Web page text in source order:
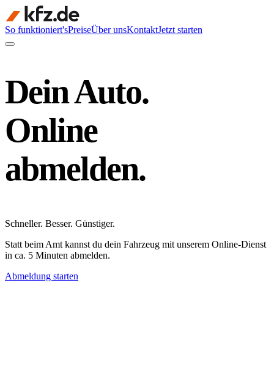
So funktioniert'sPreiseÜber unsKontaktJetzt starten
Dein Auto.
Online
abmelden.
Schneller. Besser. Günstiger.
Statt beim Amt kannst du dein Fahrzeug mit unserem Online-Dienst
in ca. 5 Minuten abmelden.
Abmeldung starten